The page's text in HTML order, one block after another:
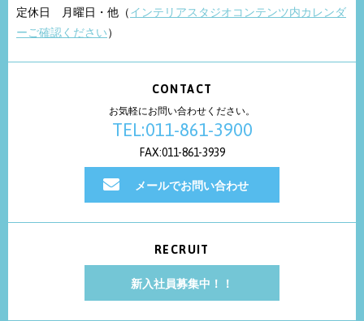
定休日 月曜日・他（インテリアスタジオコンテンツ内カレンダ
ーご確認ください）
CONTACT
お気軽にお問い合わせください。
TEL:011-861-3900
FAX:011-861-3939
メールでお問い合わせ
RECRUIT
新入社員募集中！！